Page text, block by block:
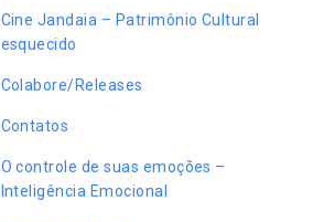
Cine Jandaia – Patrimônio Cultural
esquecido
Colabore/Releases
Contatos
O controle de suas emoções –
Inteligência Emocional